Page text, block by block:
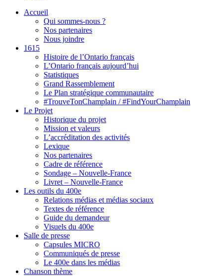
Accueil
Qui sommes-nous ?
Nos partenaires
Nous joindre
1615
Histoire de l’Ontario français
L’Ontario français aujourd’hui
Statistiques
Grand Rassemblement
Le Plan stratégique communautaire
#TrouveTonChamplain / #FindYourChamplain
Le Projet
Historique du projet
Mission et valeurs
L’accréditation des activités
Lexique
Nos partenaires
Cadre de référence
Sondage – Nouvelle-France
Livret – Nouvelle-France
Les outils du 400e
Relations médias et médias sociaux
Textes de référence
Guide du demandeur
Visuels du 400e
Salle de presse
Capsules MICRO
Communiqués de presse
Le 400e dans les médias
Chanson thème